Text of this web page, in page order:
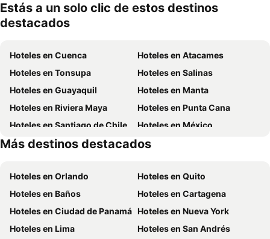
Estás a un solo clic de estos destinos
destacados
Hoteles en Cuenca
Hoteles en Atacames
Hoteles en Tonsupa
Hoteles en Salinas
Hoteles en Guayaquil
Hoteles en Manta
Hoteles en Riviera Maya
Hoteles en Punta Cana
Hoteles en Santiago de Chile
Hoteles en México
Hoteles en Chicago
Hoteles en Panamá
Más destinos destacados
Hoteles en Orlando
Hoteles en Quito
Hoteles en Baños
Hoteles en Cartagena
Hoteles en Ciudad de Panamá Hoteles en Nueva York
Hoteles en Lima
Hoteles en San Andrés